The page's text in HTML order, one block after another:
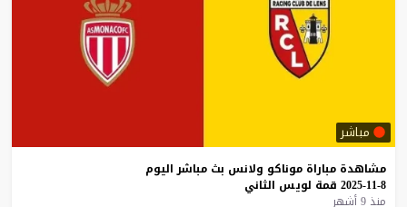
مباشر
مشاهدة مباراة موناكو ولانس بث مباشر اليوم
8-11-2025
قمة لويس الثاني
منذ 9 أشهر